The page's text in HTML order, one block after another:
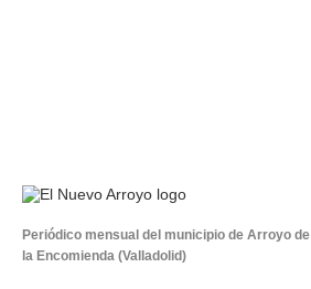
Periódico mensual del municipio de Arroyo de
la Encomienda (Valladolid)